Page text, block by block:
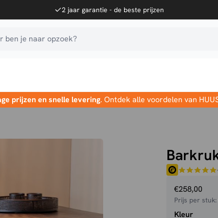
2 jaar garantie - de beste prijzen
ben je naar opzoek?
prijzen en snelle levering. Ontdek alle voordelen van
€258,00
Prijs per stuk:
Kleur